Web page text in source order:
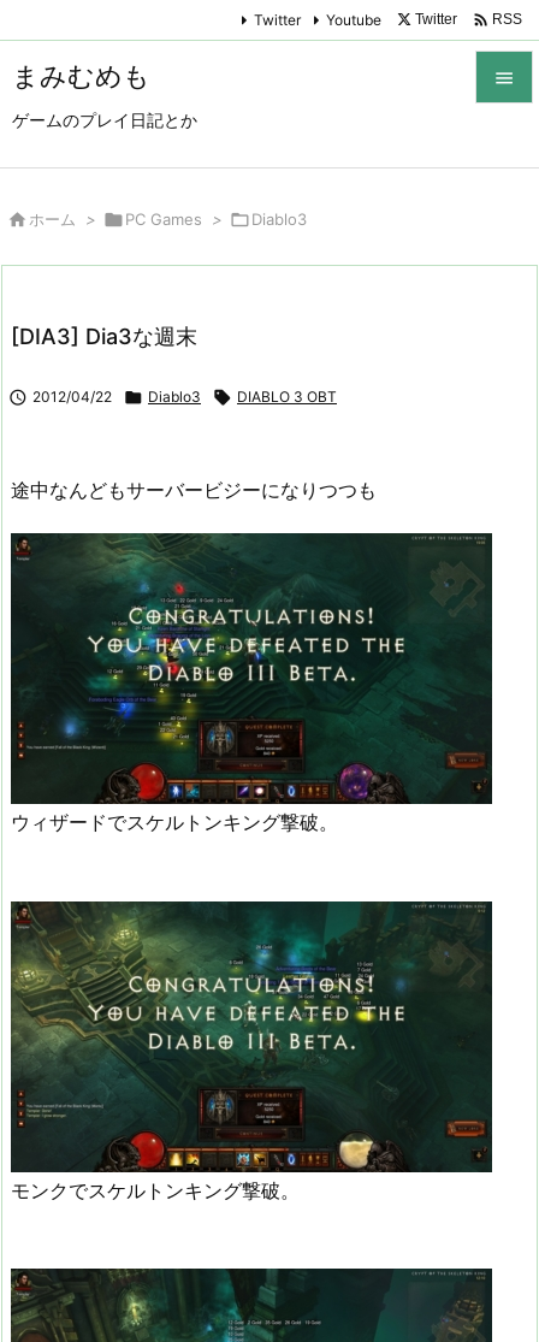
まみむめも
ゲームのプレイ日記とか

Twitter Youtube Twitter  RSS
 ホーム > PC Games > Diablo3
[DIA3] Dia3な週末
 2012/04/22  Diablo3  DIABLO 3 OBT
途中なんどもサーバービジーになりつつも
ウィザードでスケルトンキング撃破。
モンクでスケルトンキング撃破。